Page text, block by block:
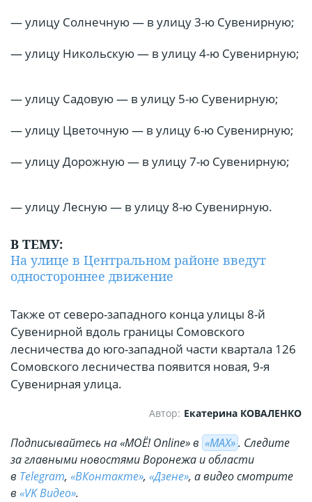
— улицу Солнечную — в улицу 3-ю Сувенирную;
— улицу Никольскую — в улицу 4-ю Сувенирную;
— улицу Садовую — в улицу 5-ю Сувенирную;
— улицу Цветочную — в улицу 6-ю Сувенирную;
— улицу Дорожную — в улицу 7-ю Сувенирную;
— улицу Лесную — в улицу 8-ю Сувенирную.
В ТЕМУ:
На улице в Центральном районе введут
одностороннее движение
Также от северо-западного конца улицы 8-й
Сувенирной вдоль границы Сомовского
лесничества до юго-западной части квартала 126
Сомовского лесничества появится новая, 9-я
Сувенирная улица.
Автор: Екатерина КОВАЛЕНКО
Подписывайтесь на «МОЁ! Online» в «МАХ». Cледите
за главными новостями Воронежа и области
в Telegram, «ВКонтакте», «Дзене», а видео смотрите
в «VK Видео».